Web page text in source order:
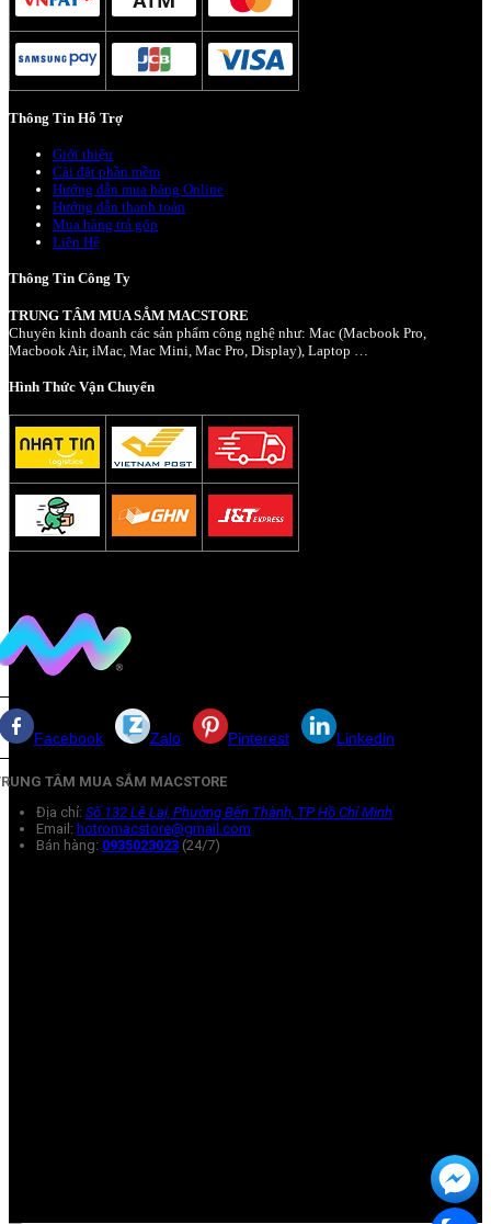
Thông Tin Hỗ Trợ
Giới thiệu
Cài đặt phần mềm
Hướng dẫn mua hàng Online
Hướng dẫn thanh toán
Mua hàng trả góp
Liên Hệ
Thông Tin Công Ty
TRUNG TÂM MUA SẮM MACSTORE
Chuyên kinh doanh các sản phẩm công nghệ như: Mac (Macbook Pro,
Macbook Air, iMac, Mac Mini, Mac Pro, Display), Laptop …
Hình Thức Vận Chuyển
Facebook Zalo Pinterest Linkedin
TÂM MUA SẮM MACSTORE
Địa chỉ: Số 132 Lê Lai, Phường Bến Thành, TP Hồ Chí Minh
Email: hotromacstore@gmail.com
Bán hàng: 0935023023 (24/7)